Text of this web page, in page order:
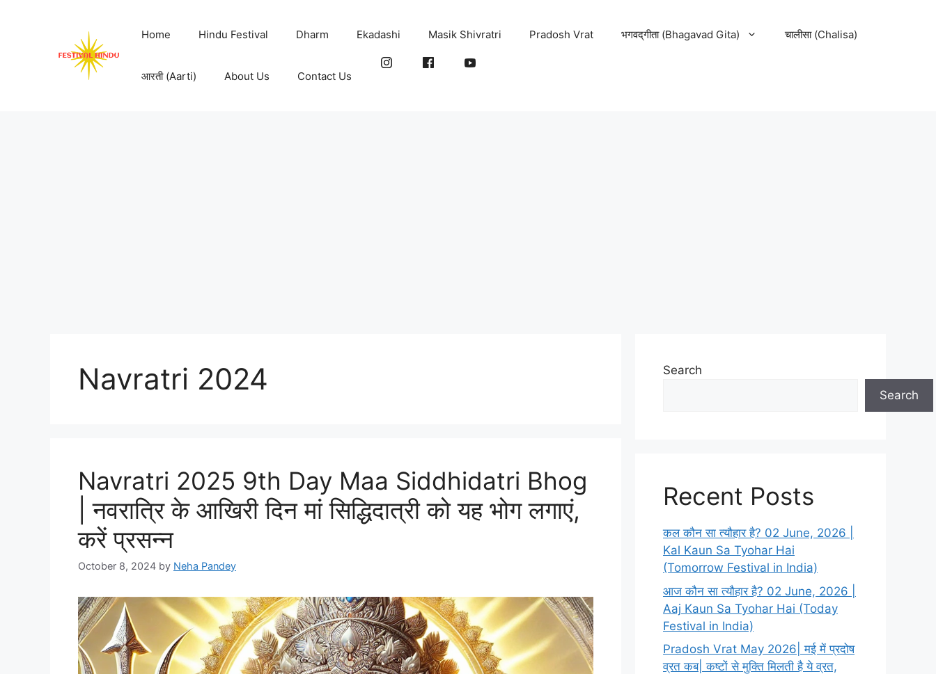
Home Hindu Festival Dharm Ekadashi Masik Shivratri Pradosh Vrat भगवद्‌गीता (Bhagavad Gita) चालीसा (Chalisa)
आरती (Aarti) About Us Contact Us
Navratri 2024
Navratri 2025 9th Day Maa Siddhidatri Bhog
| नवरात्रि के आखिरी दिन मां सिद्धिदात्री को यह भोग लगाएं,
करें प्रसन्न
October 8, 2024 by Neha Pandey
Search
Search
Recent Posts
कल कौन सा त्यौहार है? 02 June, 2026 |
Kal Kaun Sa Tyohar Hai
(Tomorrow Festival in India)
आज कौन सा त्यौहार है? 02 June, 2026 |
Aaj Kaun Sa Tyohar Hai (Today
Festival in India)
Pradosh Vrat May 2026| मई में प्रदोष
व्रत कब| कष्टों से मुक्ति मिलती है ये व्रत,